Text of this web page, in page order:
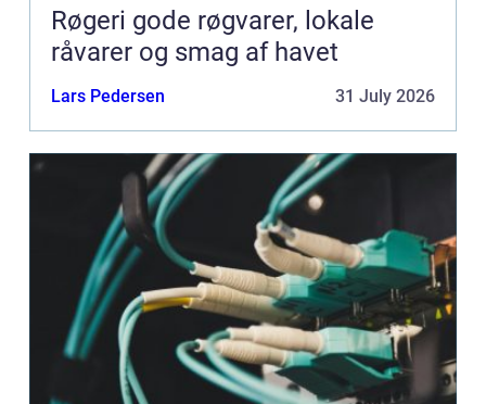
Røgeri gode røgvarer, lokale
råvarer og smag af havet
Lars Pedersen 31 July 2026